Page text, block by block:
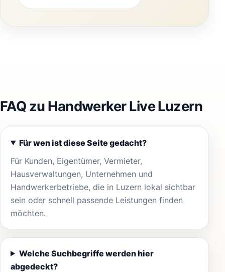
FAQ zu Handwerker Live Luzern
Für wen ist diese Seite gedacht?
Für Kunden, Eigentümer, Vermieter,
Hausverwaltungen, Unternehmen und
Handwerkerbetriebe, die in Luzern lokal sichtbar
sein oder schnell passende Leistungen finden
möchten.
Welche Suchbegriffe werden hier
abgedeckt?